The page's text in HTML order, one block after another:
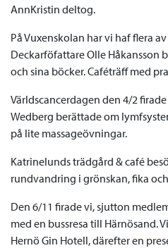
AnnKristin deltog.
På Vuxenskolan har vi haf flera
Deckarföfattare Olle Håkansson
och sina böcker. Caféträff med
Världscancerdagen den 4/2
Wedberg berättade om
på lite massageövningar.
Katrinelunds trädgård & café
rundvandring i grönskan, fika
Den 6/11 firade vi, sjutton
med en bussresa till Härnösand.
Hernö Gin Hotell, därefter en